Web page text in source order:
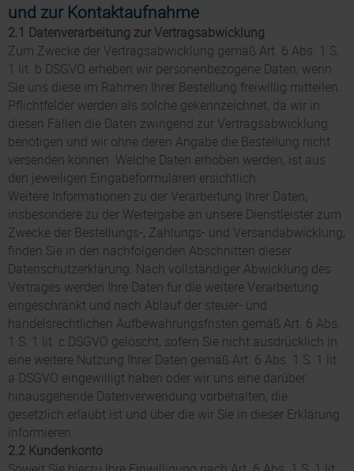
und zur Kontaktaufnahme
2.1 Datenverarbeitung zur Vertragsabwicklung
Zum Zwecke der Vertragsabwicklung gemäß Art. 6 Abs. 1 S.
1 lit. b DSGVO erheben wir personenbezogene Daten, wenn
Sie uns diese im Rahmen Ihrer Bestellung freiwillig mitteilen.
Pflichtfelder werden als solche gekennzeichnet, da wir in
diesen Fällen die Daten zwingend zur Vertragsabwicklung
benötigen und wir ohne deren Angabe die Bestellung nicht
versenden können. Welche Daten erhoben werden, ist aus
den jeweiligen Eingabeformularen ersichtlich.
Weitere Informationen zu der Verarbeitung Ihrer Daten,
insbesondere zu der Weitergabe an unsere Dienstleister zum
Zwecke der Bestellungs-, Zahlungs- und Versandabwicklung,
finden Sie in den nachfolgenden Abschnitten dieser
Datenschutzerklärung. Nach vollständiger Abwicklung des
Vertrages werden Ihre Daten für die weitere Verarbeitung
eingeschränkt und nach Ablauf der steuer- und
handelsrechtlichen Aufbewahrungsfristen gemäß Art. 6 Abs.
1 S. 1 lit. c DSGVO gelöscht, sofern Sie nicht ausdrücklich in
eine weitere Nutzung Ihrer Daten gemäß Art. 6 Abs. 1 S. 1 lit.
a DSGVO eingewilligt haben oder wir uns eine darüber
hinausgehende Datenverwendung vorbehalten, die
gesetzlich erlaubt ist und über die wir Sie in dieser Erklärung
informieren.
2.2 Kundenkonto